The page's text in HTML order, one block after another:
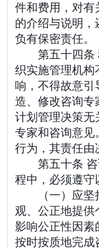
件和费用，对有
的介绍与说明
负有保密责任。
第五十四条
织实施管理机构
响，不得故意引
造、修改咨询专
计划管理决策无
专家和咨询意见
行为，其责任由
第五十条 咨
程中，必须遵守
（一）应坚持
观、公正地提
影响公正性因素
按时按质地完成